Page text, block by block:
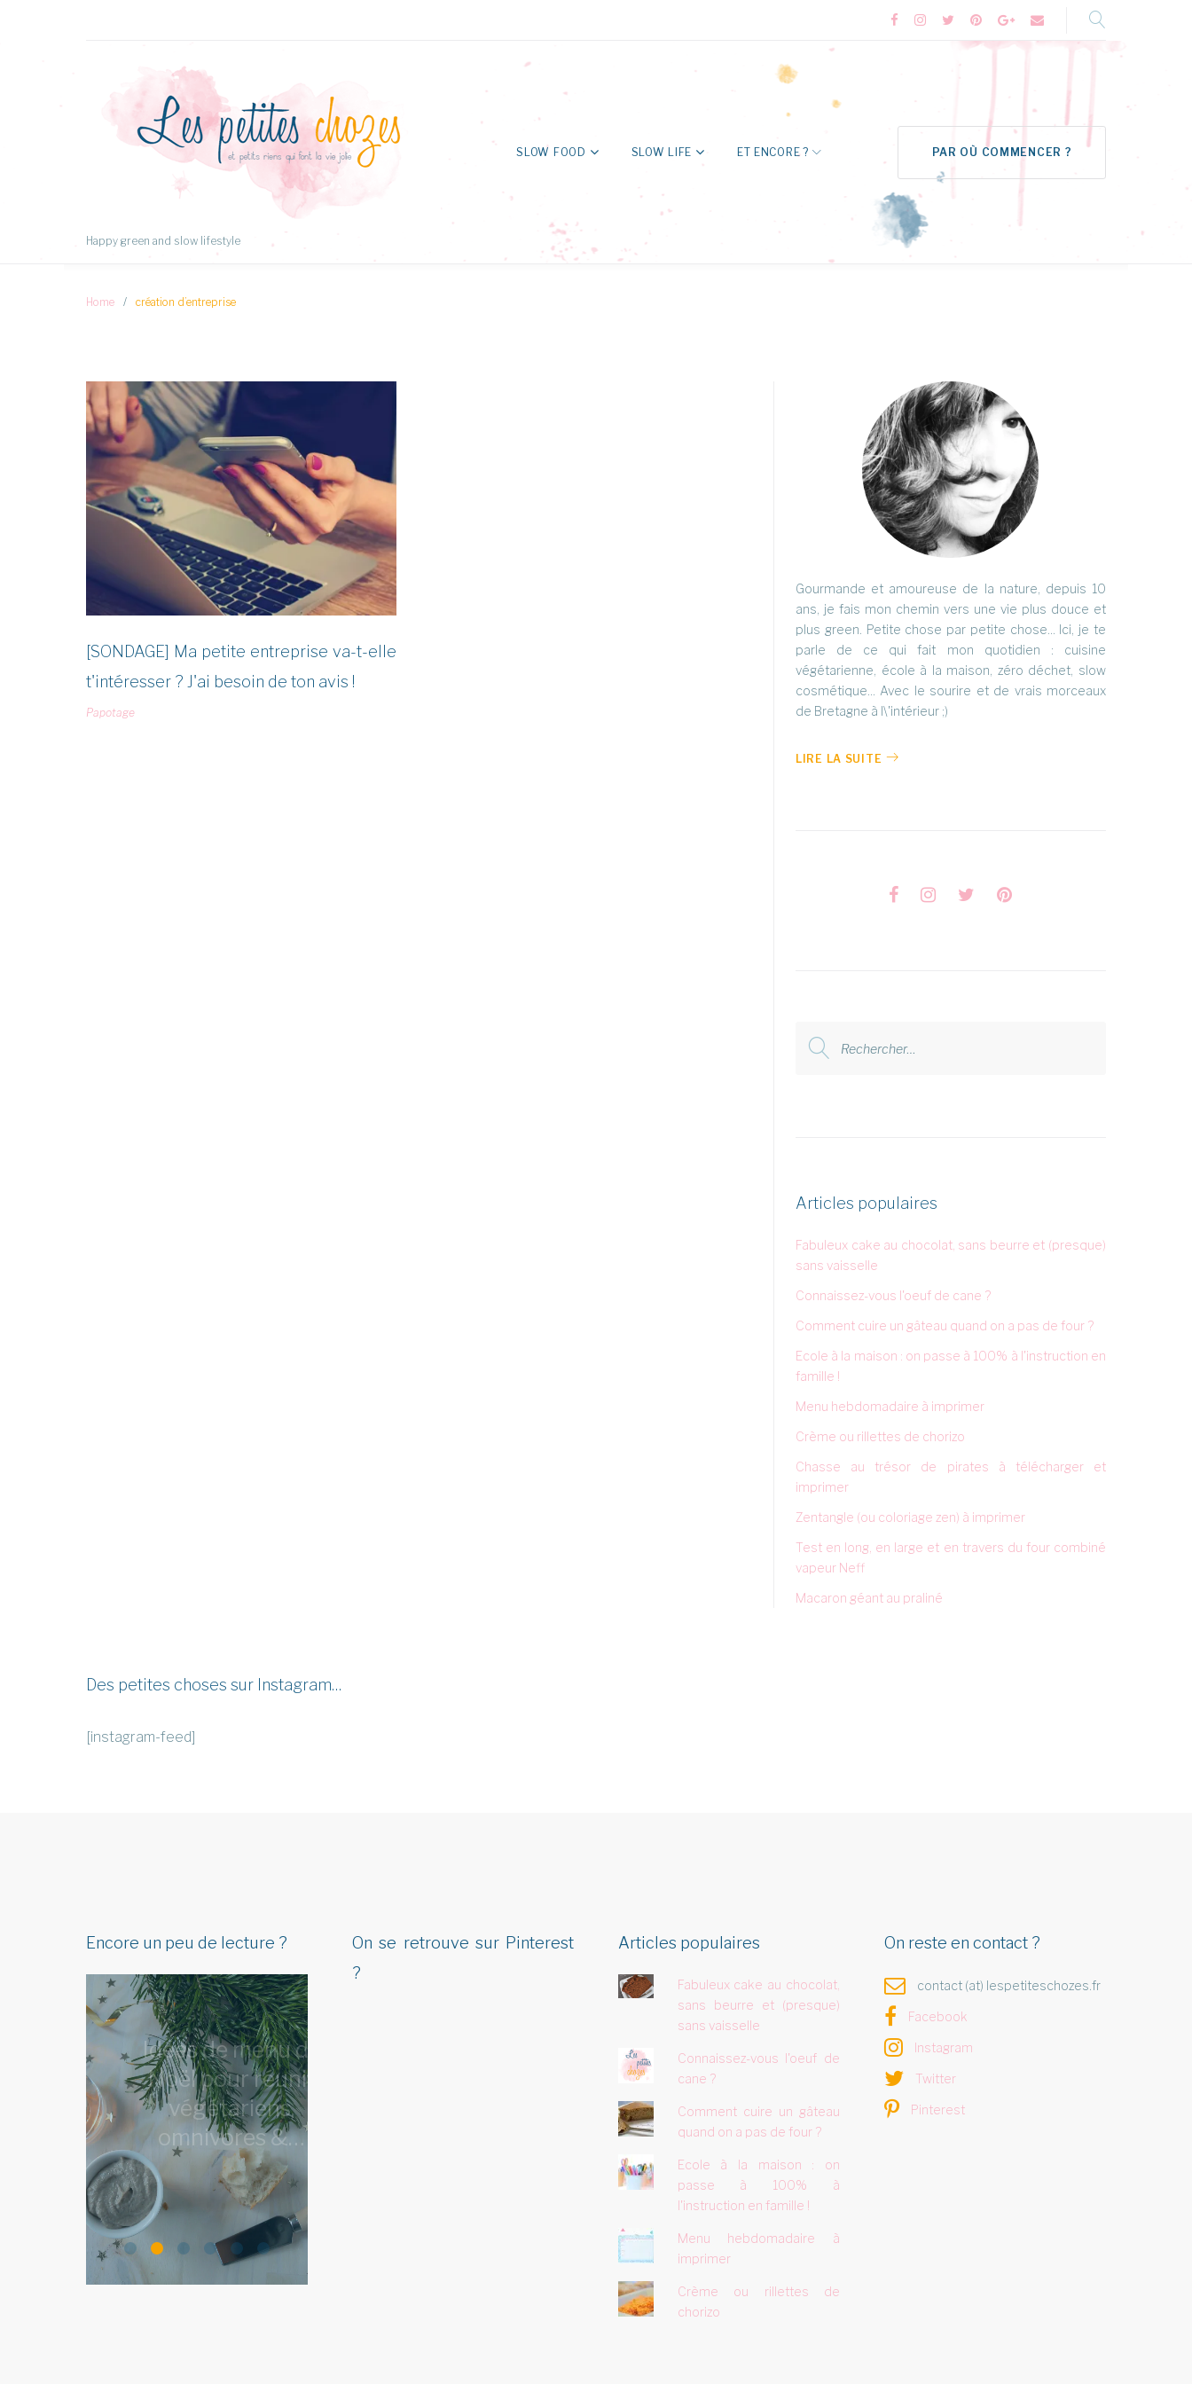
Instagram
TwitterPinterest
Google+Formulaire
Happy green and slow lifestyle
SLOW FOOD SLOW LIFE ET ENCORE ? PAR OÙ COMMENCER ?
Home / création d’entreprise
Étiquette :
création
d’entreprise
[SONDAGE] Ma petite entreprise va-t-elle
t'intéresser ? J'ai besoin de ton avis !
Papotage
Gourmande et amoureuse de la nature, depuis 10
ans, je fais mon chemin vers une vie plus douce et
plus green. Petite chose par petite chose... Ici, je te
parle de ce qui fait mon quotidien : cuisine
végétarienne, école à la maison, zéro déchet, slow
cosmétique... Avec le sourire et de vrais morceaux
de Bretagne à l\'intérieur ;)
LIRE LA SUITE
Articles populaires
Fabuleux cake au chocolat, sans beurre et (presque)
sans vaisselle
Connaissez-vous l'oeuf de cane ?
Comment cuire un gâteau quand on a pas de four ?
Ecole à la maison : on passe à 100% à l'instruction en
famille !
Menu hebdomadaire à imprimer
Crème ou rillettes de chorizo
Chasse au trésor de pirates à télécharger et
imprimer
Zentangle (ou coloriage zen) à imprimer
Test en long, en large et en travers du four combiné
vapeur Neff
Macaron géant au praliné
Des petites choses sur Instagram…
[instagram-feed]
Encore un peu de lecture ?
Idées de menu de
Noël pour réunir
végétariens,
omnivores &…
LIRE L'ARTICLE
On se retrouve sur Pinterest
?
Articles populaires
Fabuleux cake au chocolat,
sans beurre et (presque)
sans vaisselle
Connaissez-vous l'oeuf de
cane ?
Comment cuire un gâteau
quand on a pas de four ?
Ecole à la maison : on
passe à 100% à
l'instruction en famille !
Menu hebdomadaire à
imprimer
Crème ou rillettes de
chorizo
On reste en contact ?
contact (at) lespetiteschozes.fr
Facebook
Instagram
Twitter
Pinterest